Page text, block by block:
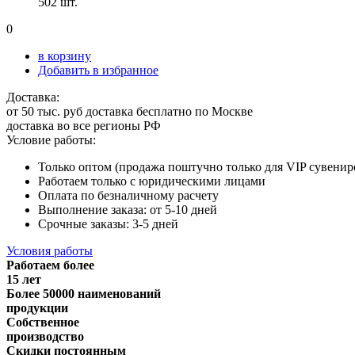
0
в корзину
Добавить в избранное
Доставка:
от 50 тыс. руб доставка бесплатно по Москве
доставка во все регионы РФ
Условие работы:
Только оптом (продажа поштучно только для VIP
Работаем только с юридическими лицами
Оплата по безналичному расчету
Выполнение заказа: от 5-10 дней
Срочные заказы: 3-5 дней
Условия работы
Работаем более
15 лет
Более 50000 наименований
продукции
Собственное
производство
Скидки постоянным